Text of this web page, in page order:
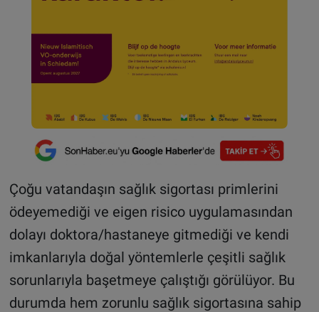
Çoğu vatandaşın sağlık sigortası primlerini
ödeyemediği ve eigen risico uygulamasından
dolayı doktora/hastaneye gitmediği ve kendi
imkanlarıyla doğal yöntemlerle çeşitli sağlık
sorunlarıyla başetmeye çalıştığı görülüyor. Bu
durumda hem zorunlu sağlık sigortasına sahip